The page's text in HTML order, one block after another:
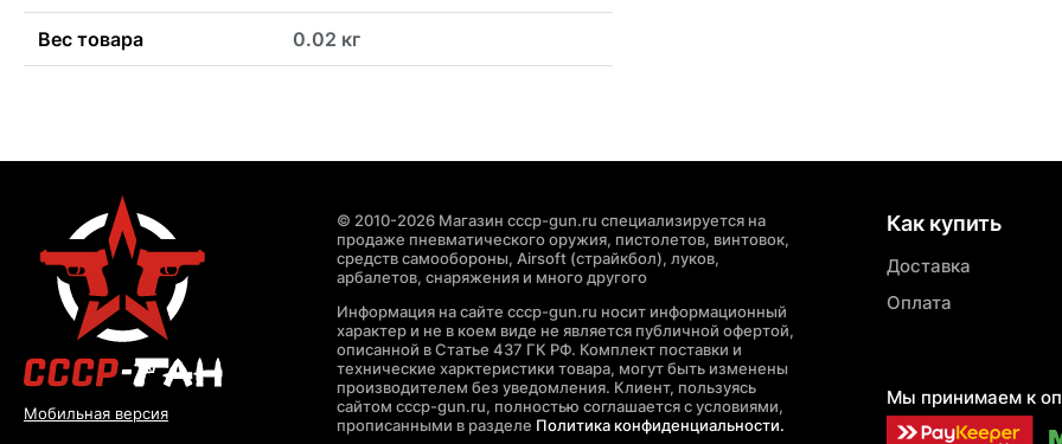
Вес товара 0.02 кг
Мобильная версия
© 2010-2026 Магазин cccp-gun.ru специализируется на
продаже пневматического оружия, пистолетов, винтовок,
средств самообороны, Airsoft (страйкбол), луков,
арбалетов, снаряжения и много другого
Информация на сайте cccp-gun.ru носит информационный
характер и не в коем виде не является публичной офертой,
описанной в Статье 437 ГК РФ. Комплект поставки и
технические харктеристики товара, могут быть изменены
производителем без уведомления. Клиент, пользуясь
сайтом cccp-gun.ru, полностью соглашается с условиями,
прописанными в разделе Политика конфиденциальности.
Как купить
Доставка
Оплата
Мы принимаем к